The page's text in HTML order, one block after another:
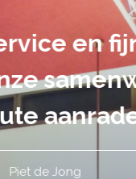
De
volledig uit